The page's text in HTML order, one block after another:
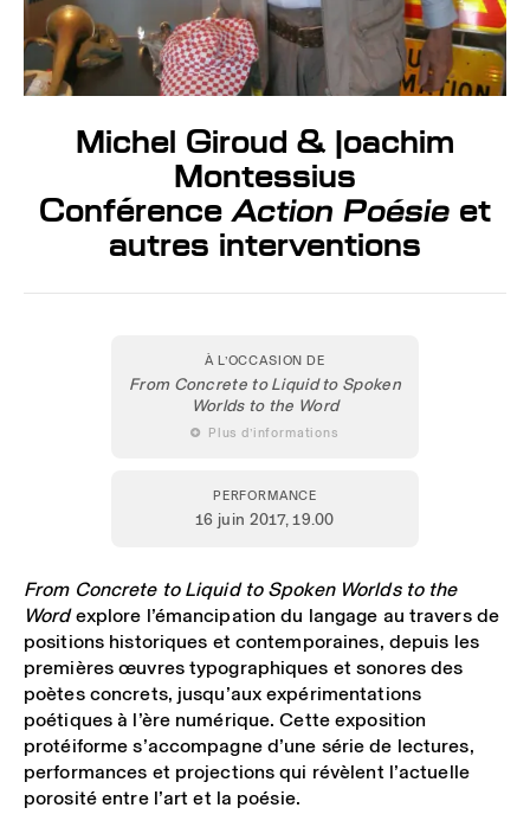
Michel Giroud & Joachim
Montessius
ConférenceAction Poésie et
autres interventions
À L’OCCASION DE
From Concrete to Liquidto Spoken
Worlds to the Word
 Plus d’informations
PERFORMANCE
16 juin 2017, 19.00
From Concrete to Liquid to Spoken Worlds to the
Wordexplore l’émancipation du langage au travers de
positions historiques et contemporaines, depuis les
premières œuvres typographiques et sonores des
poètes concrets, jusqu’aux expérimentations
poétiques à l’ère numérique. Cette exposition
protéiforme s’accompagne d’une série de lectures,
performances et projections qui révèlent l’actuelle
porosité entre l’art et la poésie.